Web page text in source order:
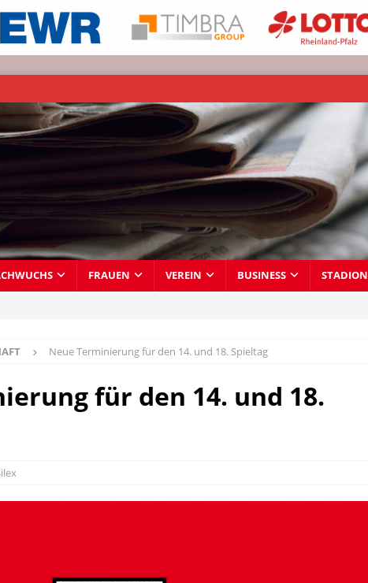
FRAUEN VEREIN BUSINESS STADION
Neue Terminierung für den 14. und 18. Spieltag
für den 14. und 18.